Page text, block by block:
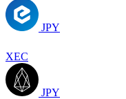
JPY
XEC
JPY